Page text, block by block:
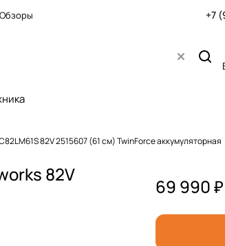
Обзоры +7
82V 2515607 (61 см) TwinForce аккумуляторная
82V
69 990 ₽